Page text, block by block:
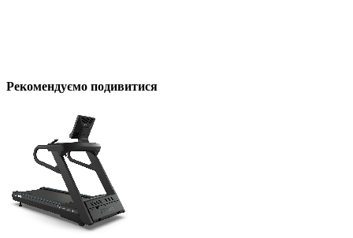
Рекомендуємо подивитися